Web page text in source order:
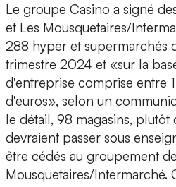
Le groupe Casino a signé
et Les Mousquetaires/
288 hyper et supermarchés
trimestre 2024 et «sur la
d'entreprise comprise entre
d'euros», selon un
le détail, 98 magasins, plutôt
devraient passer sous
être cédés au groupement
Mousquetaires/Intermarché.